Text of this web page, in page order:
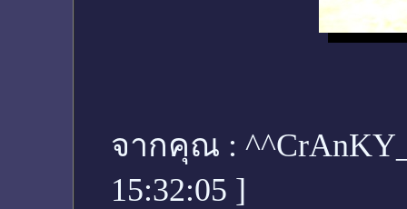
จากคุณ :
15:32:05 ]